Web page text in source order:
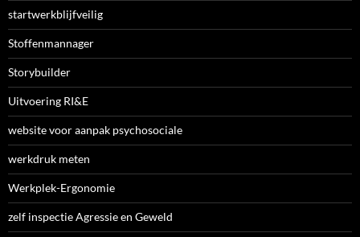
startwerkblijfveilig
Stoffenmannager
Storybuilder
Uitvoering RI&E
website voor aanpak psychosociale
werkdruk meten
Werkplek-Ergonomie
zelf inspectie Agressie en Geweld